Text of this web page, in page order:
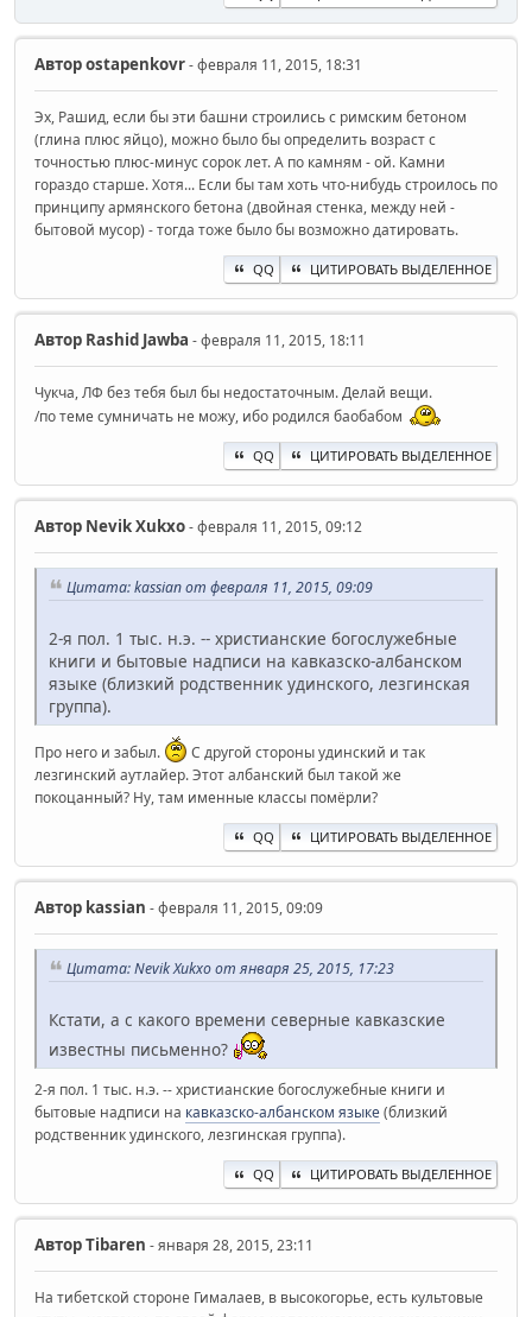
Авторostapenkovr- февраля 11, 2015, 18:31
Эх, Рашид, если бы эти башни строились с римским бетоном
(глина плюс яйцо), можно было бы определить возраст с
точностью плюс-минус сорок лет. А по камням - ой. Камни
гораздо старше. Хотя... Если бы там хоть что-нибудь строилось по
принципу армянского бетона (двойная стенка, между ней -
бытовой мусор) - тогда тоже было бы возможно датировать.
QQ ЦИТИРОВАТЬ ВЫДЕЛЕННОЕ
Автор Rashid Jawba - февраля 11, 2015, 18:11
Чукча, ЛФ без тебя был бы недостаточным. Делай вещи.
/по теме сумничать не можу, ибо родился баобабом
QQ ЦИТИРОВАТЬ ВЫДЕЛЕННОЕ
Автор Nevik Xukxo- февраля 11, 2015, 09:12
Цитата: kassian от февраля 11, 2015, 09:09
2-я пол. 1 тыс. н.э. -- христианские богослужебные
книги и бытовые надписи на кавказско-албанском
языке (близкий родственник удинского, лезгинская
группа).
Про него и забыл.
С другой стороны удинский и так
лезгинский аутлайер. Этот албанский был такой же
покоцанный? Ну, там именные классы помёрли?
QQ ЦИТИРОВАТЬ ВЫДЕЛЕННОЕ
Автор kassian - февраля 11, 2015, 09:09
Цитата: Nevik Xukxo от января 25, 2015, 17:23
Кстати, а с какого времени северные кавказские
известны письменно?
2-я пол. 1 тыс. н.э. -- христианские богослужебные книги и
бытовые надписи на кавказско-албанском языке(близкий
родственник удинского, лезгинская группа).
QQ ЦИТИРОВАТЬ ВЫДЕЛЕННОЕ
АвторTibaren - января 28, 2015, 23:11
На тибетской стороне Гималаев, в высокогорье, есть культовые